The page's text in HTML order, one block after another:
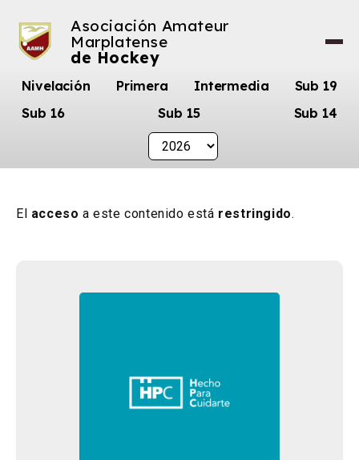
Asociación Amateur
Marplatense
de Hockey
Nivelación Primera Intermedia
Sub 19
Sub 16
Sub 15 Sub 14
El acceso a este contenido está restringido.